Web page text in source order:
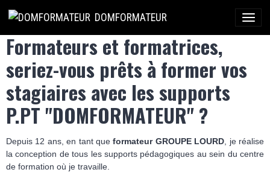
DOMFORMATEUR
Formateurs et formatrices,
seriez-vous prêts à former vos
stagiaires avec les supports
P.PT "DOMFORMATEUR" ?
Depuis 12 ans, en tant queformateur GROUPE LOURD , je réalise
la conception de tous les supports pédagogiques au sein du centre
de formation où je travaille.